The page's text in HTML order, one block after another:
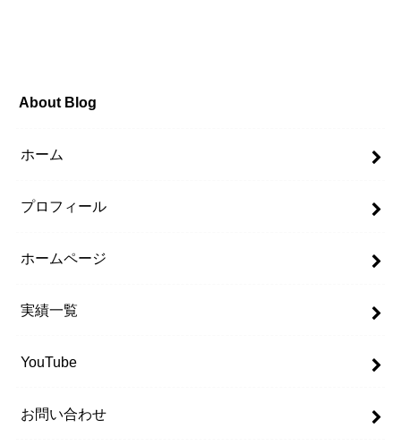
About Blog
ホーム
プロフィール
ホームページ
実績一覧
YouTube
お問い合わせ